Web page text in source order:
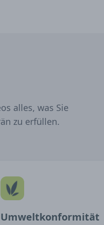
alles, was Sie
zu erfüllen.
Umweltkonformität